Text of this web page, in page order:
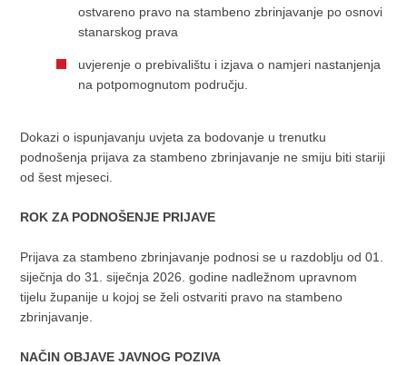
ostvareno pravo na stambeno zbrinjavanje po osnovi
stanarskog prava
uvjerenje o prebivalištu i izjava o namjeri nastanjenja
na potpomognutom području.
Dokazi o ispunjavanju uvjeta za bodovanje u trenutku
podnošenja prijava za stambeno zbrinjavanje ne smiju biti stariji
od šest mjeseci.
ROK ZA PODNOŠENJE PRIJAVE
Prijava za stambeno zbrinjavanje podnosi se u razdoblju od 01.
siječnja do 31. siječnja 2026. godine nadležnom upravnom
tijelu županije u kojoj se želi ostvariti pravo na stambeno
zbrinjavanje.
NAČIN OBJAVE JAVNOG POZIVA